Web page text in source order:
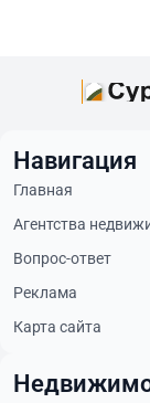
Навигация
Главная
Агентства
Вопрос-ответ
Реклама
Карта сайта